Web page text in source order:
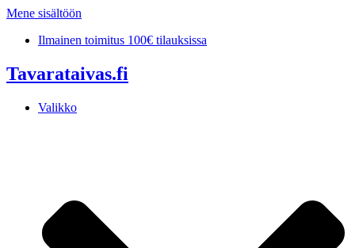
Mene sisältöön
Ilmainen toimitus 100€ tilauksissa
Tavarataivas.fi
Valikko